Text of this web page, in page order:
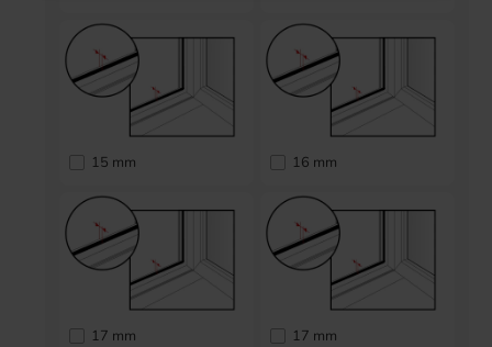
15 mm 16 mm
17 mm 17 mm